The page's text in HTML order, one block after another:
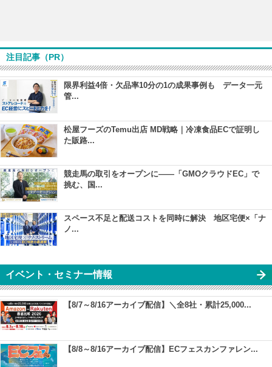
注目記事（PR）
限界利益4倍・欠品率10分の1の成果事例も データ一元
管...
松屋フーズのTemu出店 MD戦略｜冷凍食品ECで証明し
た販路...
競走馬の取引をオープンに――「GMOクラウドEC」で
挑む、国...
スペース不足と配送コストを同時に解決 地区宅便×「ナ
ノ...
イベント・セミナー情報
【8/7～8/16アーカイブ配信】＼全8社・累計25,000...
【8/8～8/16アーカイブ配信】ECフェスカンファレン...